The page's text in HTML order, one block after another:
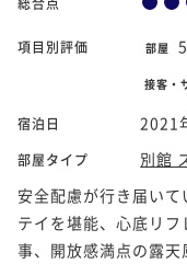
項目別評価 部屋 5
接客・
宿泊日 2021
部屋タイプ
別館
安全配慮が行き届い
テイを堪能、心底リ
事、開放感満点の露